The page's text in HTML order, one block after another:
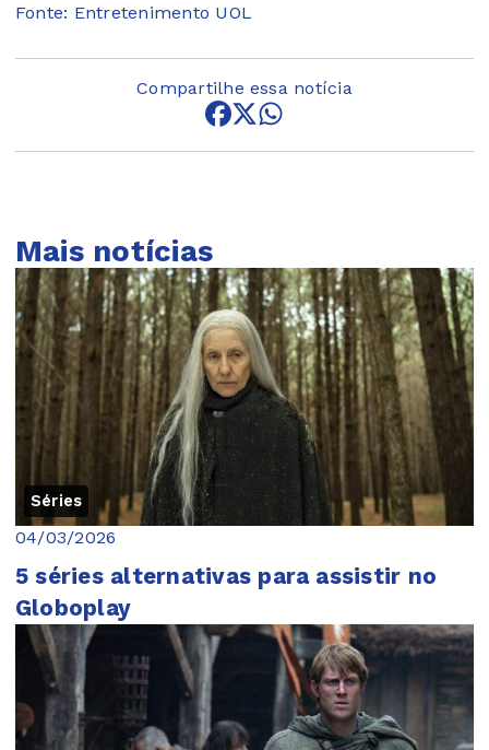
Fonte: Entretenimento UOL
Compartilhe essa notícia
Mais notícias
Séries
04/03/2026
5 séries alternativas para assistir no
Globoplay